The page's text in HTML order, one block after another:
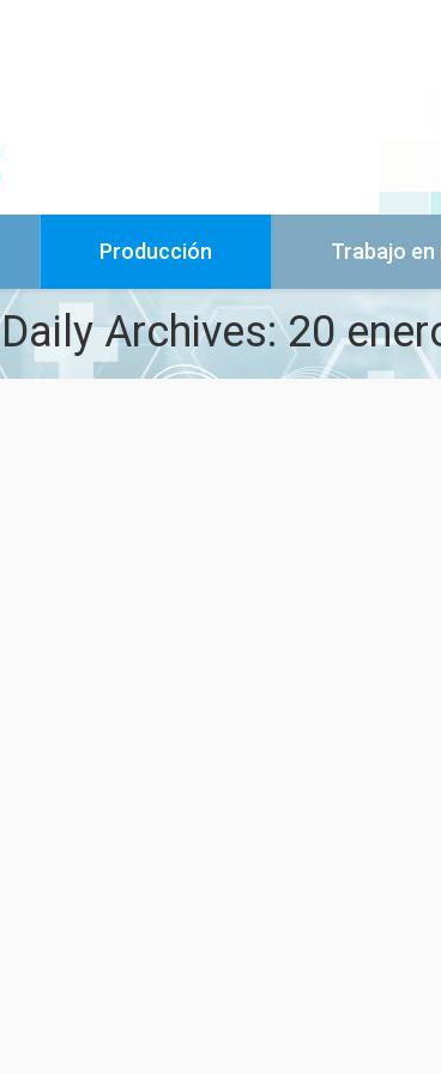
Producción Trabajo en
Daily Archives:20